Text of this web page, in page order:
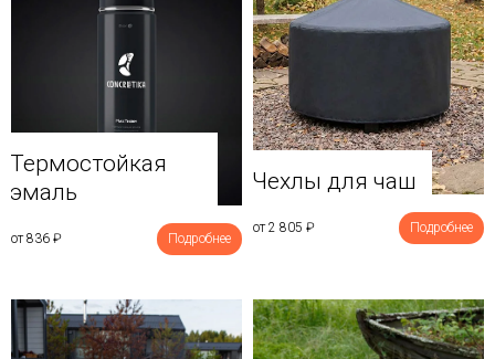
Термостойкая
эмаль
от 836 ₽ Подробнее
Чехлы для чаш
от 2 805 ₽ Подробнее